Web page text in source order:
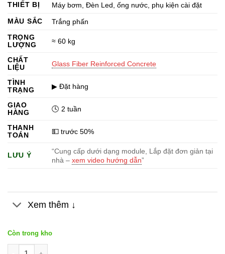
15.323.750 ₫.
THIẾT BỊ
Máy bơm, Đèn Led, ống nước, phụ kiện cài đặt
MÀU SẮC
Trắng phấn
TRỌNG
LƯỢNG
≈ 60 kg
CHẤT
LIỆU
Glass Fiber Reinforced Concrete
TÌNH
TRẠNG
▶ Đặt hàng
GIAO
HÀNG
🕓 2 tuần
THANH
TOÁN
💵 trước 50%
LƯU Ý
“Cung cấp dưới dạng module, Lắp đặt đơn giản tại
nhà –xem video hướng dẫn”
Xem thêm ↓
Còn trong kho
Đài phun nước 2 tầng cổ điển sân vườn KB2 số lượng